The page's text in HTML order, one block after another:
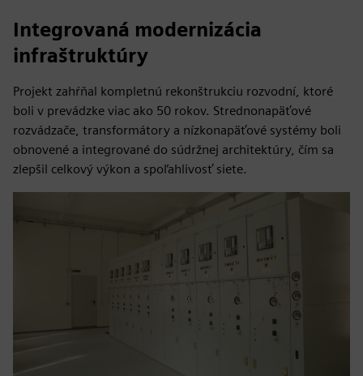
Integrovaná modernizácia
infraštruktúry
Projekt zahŕňal kompletnú rekonštrukciu rozvodní, ktoré
boli v prevádzke viac ako 50 rokov. Strednonapäťové
rozvádzače, transformátory a nízkonapäťové systémy boli
obnovené a integrované do súdržnej architektúry, čím sa
zlepšil celkový výkon a spoľahlivosť siete.